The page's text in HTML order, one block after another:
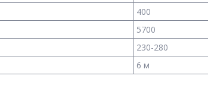
400
5700
230-280
6 м